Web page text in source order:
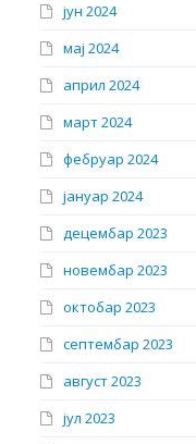
јун 2024
мај 2024
април 2024
март 2024
фебруар 2024
јануар 2024
децембар 2023
новембар 2023
октобар 2023
септембар 2023
август 2023
јул 2023